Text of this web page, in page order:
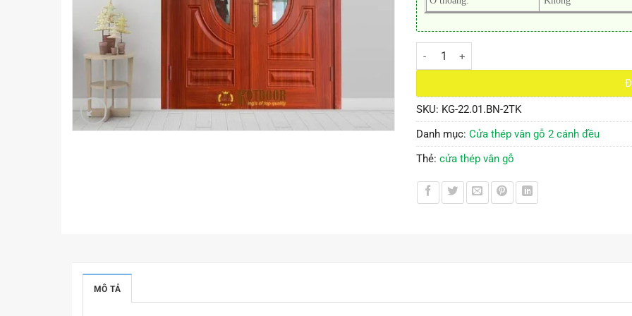
Cửa Thép Vân Gỗ KG-22.01.BN-2TK số lượng
SKU: KG-22.01.BN-2TK
Danh mục: Cửa thép vân gỗ 2 cánh đều
Thẻ: cửa thép vân gỗ
MÔ TẢ